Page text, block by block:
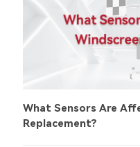
What Sensors Are
Replacement?